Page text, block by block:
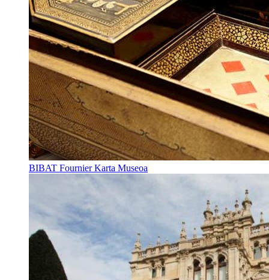
BIBAT Fournier Karta Museoa